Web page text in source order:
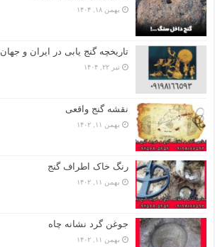
بهمن ۱۸, ۱۴۰۴
تاریخچه گنج‌ یابی در ایران و جهان
تیر ۲۲, ۱۴۰۴
نقشه گنج واقعی
بهمن ۱۱, ۱۴۰۲
رنگ خاک اطراف گنج
بهمن ۱۱, ۱۴۰۲
جوغن گرد نشانه چاه
بهمن ۱۱, ۱۴۰۲